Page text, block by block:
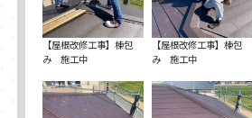
【屋根改修工事】棟包
み 施工中
【屋根改修工事】棟包
み 施工中